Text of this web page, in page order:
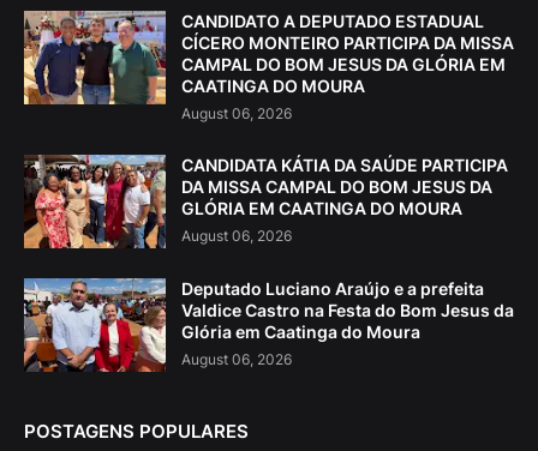
CANDIDATO A DEPUTADO ESTADUAL
CÍCERO MONTEIRO PARTICIPA DA MISSA
CAMPAL DO BOM JESUS DA GLÓRIA EM
CAATINGA DO MOURA
August 06, 2026
CANDIDATA KÁTIA DA SAÚDE PARTICIPA
DA MISSA CAMPAL DO BOM JESUS DA
GLÓRIA EM CAATINGA DO MOURA
August 06, 2026
Deputado Luciano Araújo e a prefeita
Valdice Castro na Festa do Bom Jesus da
Glória em Caatinga do Moura
August 06, 2026
POSTAGENS POPULARES